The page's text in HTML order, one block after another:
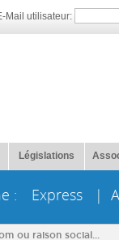
Mail utilisateur:
Législations